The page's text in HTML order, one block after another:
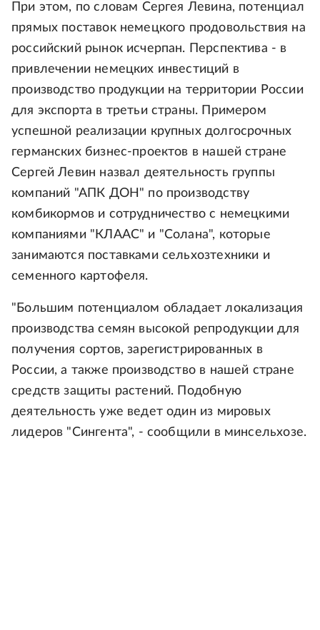
При этом, по словам Сергея Левина, потенциал
прямых поставок немецкого продовольствия на
российский рынок исчерпан. Перспектива - в
привлечении немецких инвестиций в
производство продукции на территории России
для экспорта в третьи страны. Примером
успешной реализации крупных долгосрочных
германских бизнес-проектов в нашей стране
Сергей Левин назвал деятельность группы
компаний "АПК ДОН" по производству
комбикормов и сотрудничество с немецкими
компаниями "КЛААС" и "Солана", которые
занимаются поставками сельхозтехники и
семенного картофеля.
"Большим потенциалом обладает локализация
производства семян высокой репродукции для
получения сортов, зарегистрированных в
России, а также производство в нашей стране
средств защиты растений. Подобную
деятельность уже ведет один из мировых
лидеров "Сингента", - сообщили в минсельхозе.